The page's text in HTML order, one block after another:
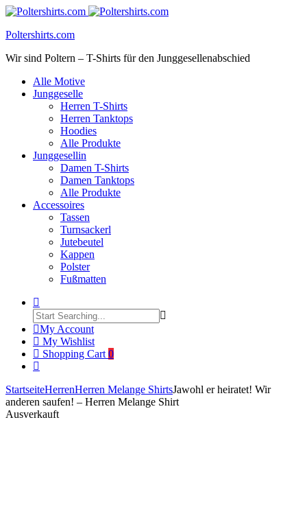
Poltershirts.com
Wir sind Poltern – T-Shirts für den Junggesellenabschied
Alle Motive
Junggeselle
Herren T-Shirts
Herren Tanktops
Hoodies
Alle Produkte
Junggesellin
Damen T-Shirts
Damen Tanktops
Alle Produkte
Accessoires
Tassen
Turnsackerl
Jutebeutel
Kappen
Polster
Fußmatten
My Account
My Wishlist
Shopping Cart 0
StartseiteHerrenHerren Melange ShirtsJawohl er heiratet! Wir
anderen saufen! – Herren Melange Shirt
Product
Game
Hurra
Ausverkauft